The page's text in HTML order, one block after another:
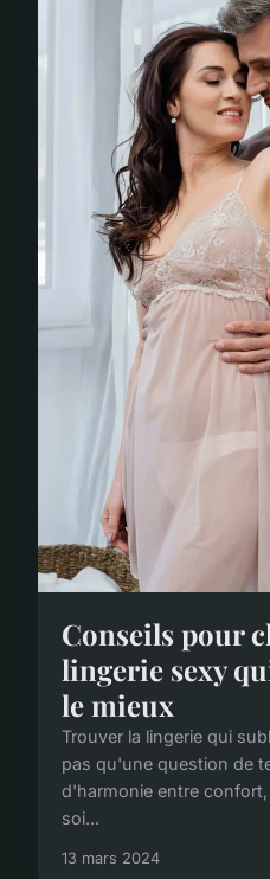
Conseils pour
lingerie sexy
le mieux
Trouver la lingerie qui
pas qu'une question de
d'harmonie entre
soi...
13 mars 2024